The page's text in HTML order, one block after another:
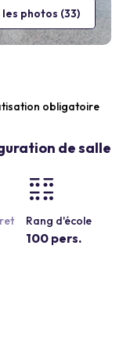
photos (33)
obligatoire
de salle
Rang d'école
100 pers.